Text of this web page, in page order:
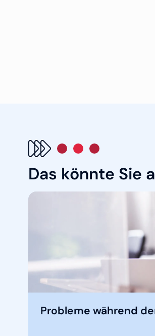
Das könnte Sie
Probleme während